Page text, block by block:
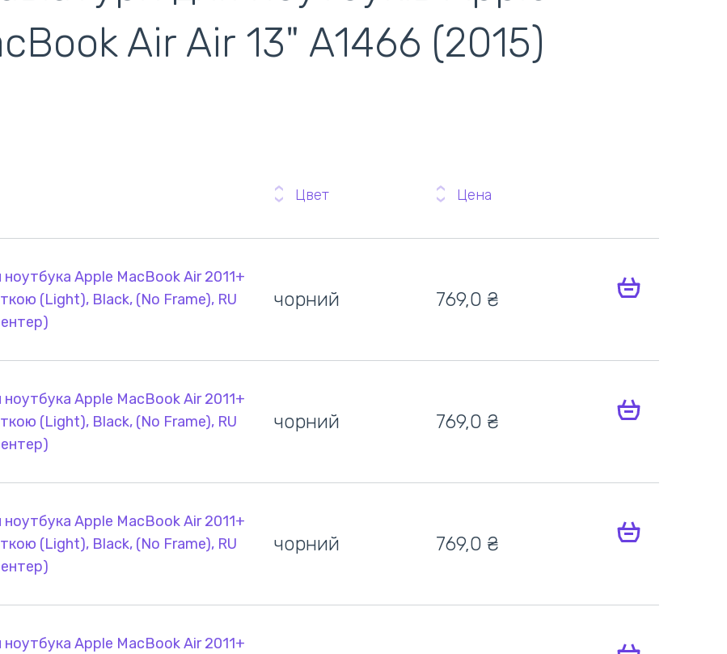
Air Air 13" A1466 (2015)
Цвет Цена
ноутбука Apple MacBook Air 2011+
(Light), Black, (No Frame), RU
чорний 769,0 ₴
ноутбука Apple MacBook Air 2011+
(Light), Black, (No Frame), RU
чорний 769,0 ₴
ноутбука Apple MacBook Air 2011+
(Light), Black, (No Frame), RU
чорний 769,0 ₴
ноутбука Apple MacBook Air 2011+